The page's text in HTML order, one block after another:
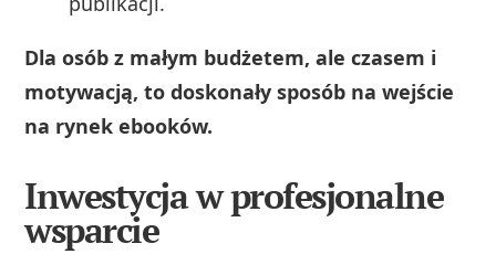
Dla osób z małym budżetem, ale czasem i
motywacją, to doskonały sposób na wejście
na rynek ebooków.
Inwestycja w profesjonalne
wsparcie